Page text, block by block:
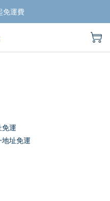
扣帶回家
免運費
扣帶回家
運
址免運